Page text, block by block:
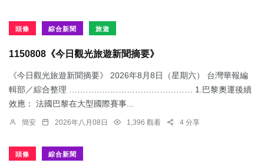
頭條 綜合新聞 旅遊
1150808《今日觀光旅遊新聞摘要》
《今日觀光旅遊新聞摘要》 2026年8月8日（星期六） 台灣華報編
輯部／綜合整理 ……………………………………… 1.​巴黎奧運後續
效應： 法國巴黎在大型國際賽事...
簡安 2026年八月08日 1,396 觀看 4 分享
頭條 綜合新聞